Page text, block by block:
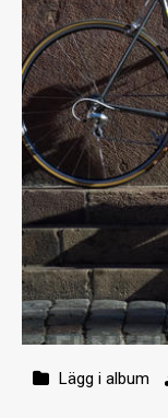
Lägg i album